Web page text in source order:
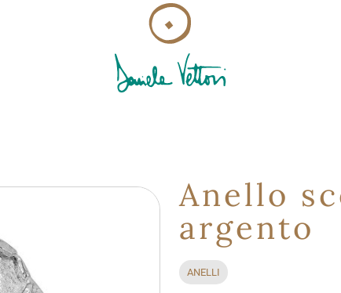
Anello
argento
ANELLI